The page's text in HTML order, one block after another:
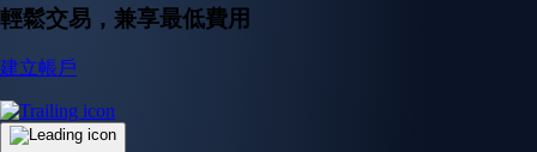
輕鬆交易，兼享最低費用
建立帳戶